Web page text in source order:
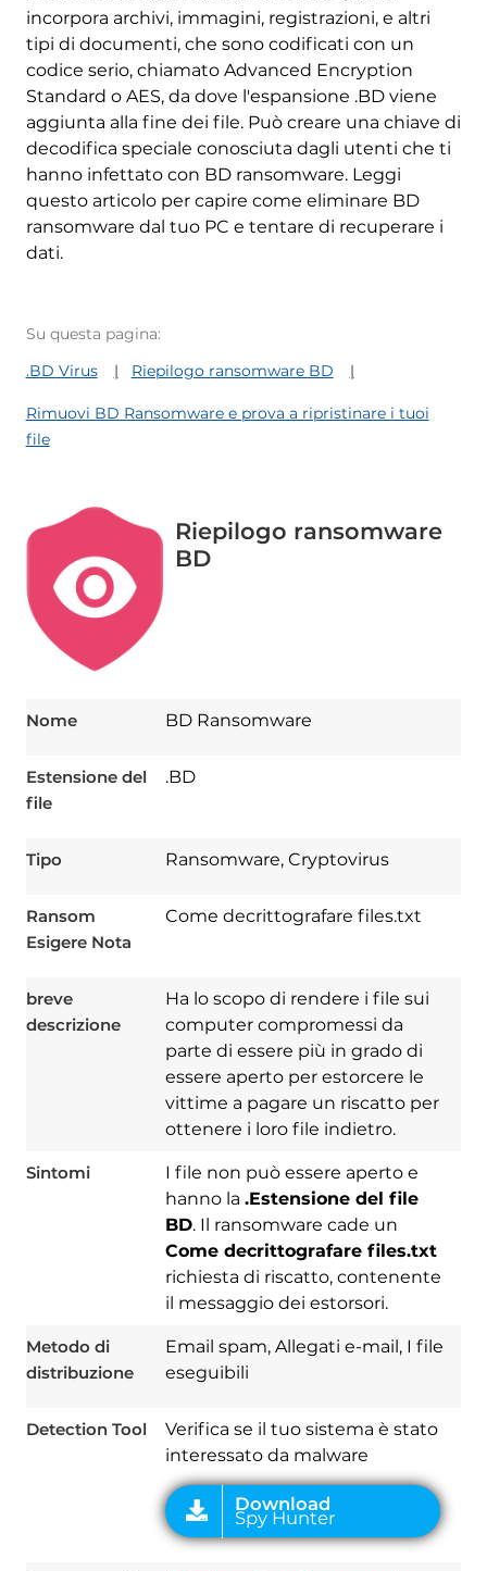
incorpora archivi, immagini, registrazioni, e altri
tipi di documenti, che sono codificati con un
codice serio, chiamato Advanced Encryption
Standard o AES, da dove l'espansione .BD viene
aggiunta alla fine dei file. Può creare una chiave di
decodifica speciale conosciuta dagli utenti che ti
hanno infettato con BD ransomware. Leggi
questo articolo per capire come eliminare BD
ransomware dal tuo PC e tentare di recuperare i
dati.
Su questa pagina:
.BD Virus
Riepilogo ransomware BD
Rimuovi BD Ransomware e prova a ripristinare i tuoi
file
Riepilogo ransomware
BD
Nome BD Ransomware
Estensione del
file
.BD
Tipo Ransomware, Cryptovirus
Ransom
Esigere Nota
Come decrittografare files.txt
breve
descrizione
Ha lo scopo di rendere i file sui
computer compromessi da
parte di essere più in grado di
essere aperto per estorcere le
vittime a pagare un riscatto per
ottenere i loro file indietro.
Sintomi
I file non può essere aperto e
hanno la .Estensione del file
BD. Il ransomware cade un
Come decrittografare files.txt
richiesta di riscatto, contenente
il messaggio dei estorsori.
Metodo di
distribuzione
Email spam, Allegati e-mail, I file
eseguibili
Detection Tool
Verifica se il tuo sistema è stato
interessato da malware
Download
Spy Hunter